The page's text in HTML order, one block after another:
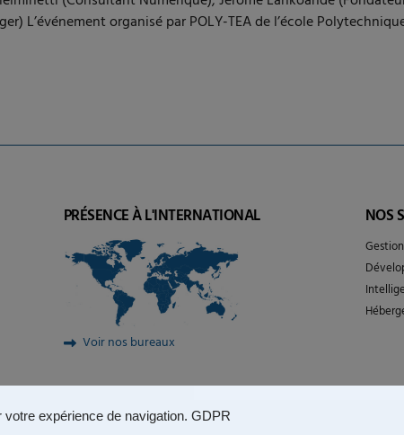
expérience de navigation. GDPR
L’événement organisé par POLY-TEA de l’école
PRÉSENCE À L'INTERNATIONAL
Voir nos bureaux
NOS
confidentialité|Condition d’utilisation